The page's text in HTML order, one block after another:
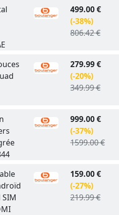
499.00 €
(-38%)
806.42 €
279.99 €
(-20%)
349.99 €
999.00 €
(-37%)
1599.00 €
159.00 €
(-27%)
219.99 €